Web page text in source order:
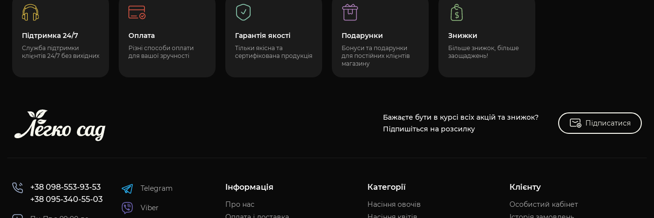
Підтримка 24/7
Служба підтримки
клієнтів 24/7 без вихідних
Оплата
Різні способи оплати
для вашої зручності
Гарантія якості
Тільки якісна та
сертифікована продукція
Подарунки
Бонуси та подарунки
для постійних клієнтів
магазину
Знижки
Більше знижок, більше
заощаджень!
Бажаєте бути в курсі всіх акцій та знижок?
Підпишіться на розсилку
Підписатися
Підписатися
+38 098-553-93-53
+38 095-340-55-03
Telegram
Viber
Інформація
Про нас
Категорії
Насіння овочів
Клієнту
Особистий кабінет